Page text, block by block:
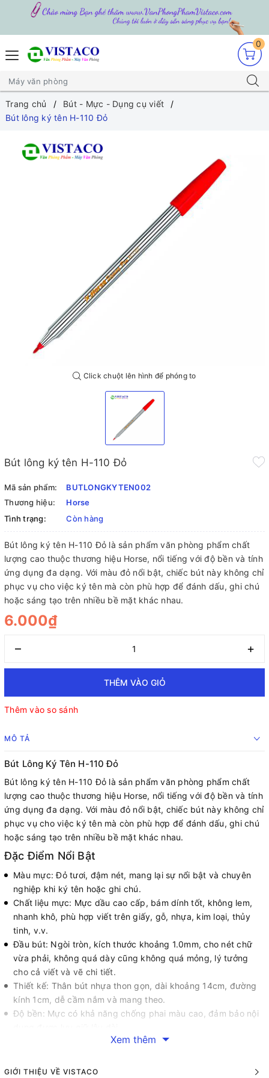
0
Trang chủ
Bút - Mực - Dụng cụ viết
Bút lông ký tên H-110 Đỏ
Click chuột lên hình để phóng to
Bút lông ký tên H-110 Đỏ
Mã sản phẩm:
BUTLONGKYTEN002
Thương hiệu:
Horse
Tình trạng:
Còn hàng
Bút lông ký tên H-110 Đỏ là sản phẩm văn phòng phẩm chất
lượng cao thuộc thương hiệu Horse, nổi tiếng với độ bền và tính
ứng dụng đa dạng. Với màu đỏ nổi bật, chiếc bút này không chỉ
phục vụ cho việc ký tên mà còn phù hợp để đánh dấu, ghi chú
hoặc sáng tạo trên nhiều bề mặt khác nhau.
6.000₫
– +
THÊM VÀO GIỎ
Thêm vào so sánh
MÔ TẢ
Bút Lông Ký Tên H-110 Đỏ
Bút lông ký tên H-110 Đỏ là sản phẩm văn phòng phẩm chất
lượng cao thuộc thương hiệu Horse, nổi tiếng với độ bền và tính
ứng dụng đa dạng. Với màu đỏ nổi bật, chiếc bút này không chỉ
phục vụ cho việc ký tên mà còn phù hợp để đánh dấu, ghi chú
hoặc sáng tạo trên nhiều bề mặt khác nhau.
Đặc Điểm Nổi Bật
Màu mực: Đỏ tươi, đậm nét, mang lại sự nổi bật và chuyên
nghiệp khi ký tên hoặc ghi chú.
Chất liệu mực: Mực dầu cao cấp, bám dính tốt, không lem,
nhanh khô, phù hợp viết trên giấy, gỗ, nhựa, kim loại, thủy
tinh, v.v.
Đầu bút: Ngòi tròn, kích thước khoảng 1.0mm, cho nét chữ
vừa phải, không quá dày cũng không quá mỏng, lý tưởng
cho cả viết và vẽ chi tiết.
Thiết kế: Thân bút nhựa thon gọn, dài khoảng 14cm, đường
kính 1cm, dễ cầm nắm và mang theo.
Độ bền: Mực có khả năng chống phai màu cao, đảm bảo nội
cho các tài liệu quan trọng hoặc hợp đồng.
Xem thêm
GIỚI THIỆU VỀ VISTACO